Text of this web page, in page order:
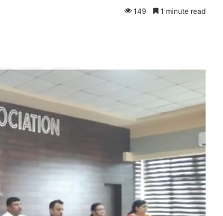
149 1 minute read